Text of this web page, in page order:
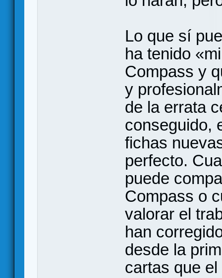
Lo que sí
ha tenido
Compass y
y
de la errata
conseguido,
fichas
perfecto.
puede
Compass o
valorar el
han
desde la
cartas que